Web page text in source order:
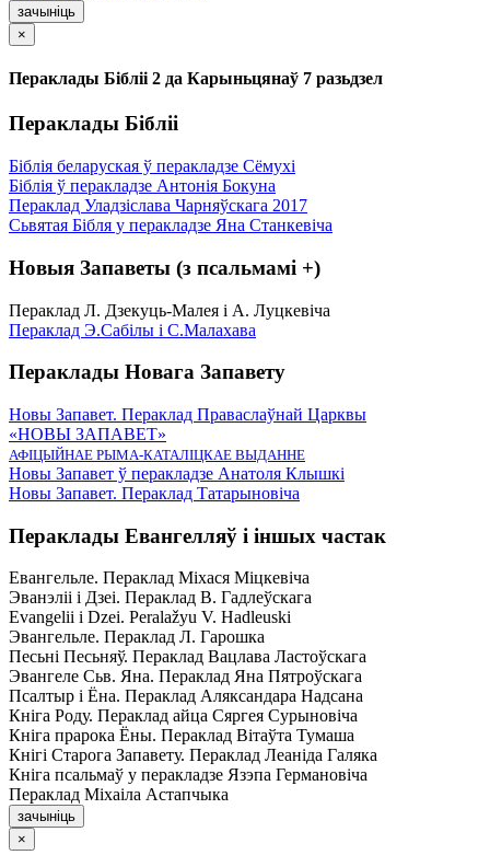
зачыніць
×
Пераклады Бібліі 2 да Карыньцянаў 7 разьдзел
Пераклады Бібліі
Біблія беларуская ў перакладзе Сёмухі
Біблія ў перакладзе Антонія Бокуна
Пераклад Уладзіслава Чарняўскага 2017
Сьвятая Бібля у перакладзе Яна Станкевіча
Новыя Запаветы (з псальмамі +)
Пераклад Л. Дзекуць-Малея і А. Луцкевіча
Пераклад Э.Сабілы і С.Малахава
Пераклады Новага Запавету
Новы Запавет. Пераклад Праваслаўнай Царквы
«НОВЫ ЗАПАВЕТ»
АФІЦЫЙНАЕ РЫМА-КАТАЛІЦКАЕ ВЫДАННЕ
Новы Запавет ў перакладзе Анатоля Клышкi
Новы Запавет. Пераклад Татарыновіча
Пераклады Евангелляў і іншых частак
Евангельле. Пераклад Міхася Міцкевіча
Эванэліі і Дзеі. Пераклад В. Гадлеўскага
Evangelii і Dzei. Рeralažyu V. Hadleuski
Эвангельле. Пераклад Л. Гарошка
Песьні Песьняў. Пераклад Вацлава Ластоўскага
Эвангеле Сьв. Яна. Пераклад Яна Пятроўскага
Псалтыр i Ёна. Пераклад Аляксандара Надсана
Кніга Роду. Пераклад айца Сяргея Сурыновіча
Кніга прарока Ёны. Пераклад Вітаўта Тумаша
Кнігі Старога Запавету. Пераклад Леаніда Галяка
Кніга псальмаў у перакладзе Язэпа Германовіча
Пераклад Міхаіла Астапчыка
зачыніць
×